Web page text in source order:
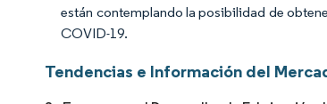
están contemplando la posibilidad de
COVID-19.
Tendencias e Información del